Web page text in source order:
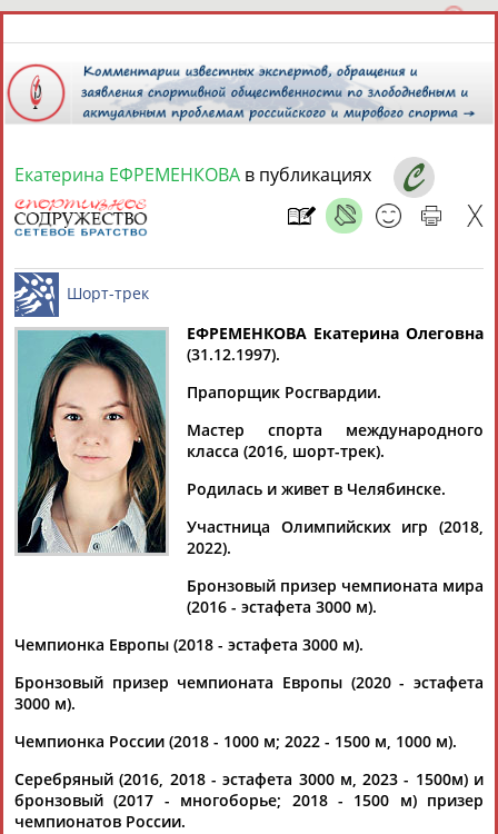
7 августа 2026 года,22:31
СПОРТСМЕНЫ, ТРЕНЕРЫ И СПЕЦИАЛИСТЫ
Найдено: 13181персон Расширенный поиск
Аслаудин
АБАЕВ
Елена
АБАИМОВА
АБАКУМОВА
АБАЛАКИНА
Тамилла
АБАСОВА
Рамазан
АБАЧАРАЕВ
Ростом
АБАШИДЗЕ
АББАТЕ-
БУЛАТОВА
АББЯСОВА
АБДИКАРИМОВААБДРАХМАНОВ
Екатерина ЕФРЕМЕНКОВА в публикациях
Шорт-трек
ЕФРЕМЕНКОВА Екатерина Олеговна
(31.12.1997).
Прапорщик Росгвардии.
Мастер спорта международного
класса (2016, шорт-трек).
Родилась и живет в Челябинске.
Участница Олимпийских игр (2018,
2022).
Бронзовый призер чемпионата мира
(2016 - эстафета 3000 м).
Чемпионка Европы (2018 - эстафета 3000 м).
Бронзовый призер чемпионата Европы (2020 - эстафета
3000 м).
Чемпионка России (2018 - 1000 м; 2022 - 1500 м, 1000 м).
Серебряный (2016, 2018 - эстафета 3000 м, 2023 - 1500м) и
бронзовый (2017 - многоборье; 2018 - 1500 м) призер
чемпионатов России.